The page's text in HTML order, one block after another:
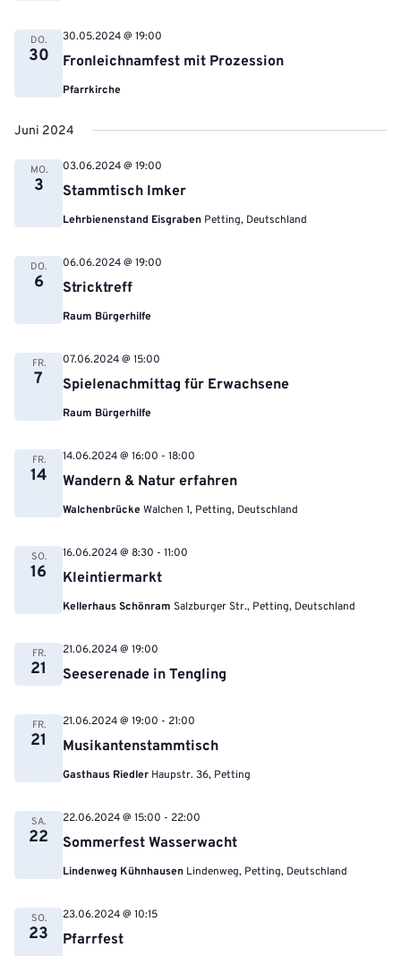
DO.
30 Fronleichnamfest mit Prozession
30.05.2024 @ 19:00
Pfarrkirche
Juni 2024
MO.
3 Stammtisch Imker
03.06.2024 @ 19:00
Lehrbienenstand Eisgraben Petting, Deutschland
DO.
6 Stricktreff
06.06.2024 @ 19:00
Raum Bürgerhilfe
FR.
7 Spielenachmittag für Erwachsene
07.06.2024 @ 15:00
Raum Bürgerhilfe
FR.
14 Wandern & Natur erfahren
14.06.2024 @ 16:00 - 18:00
WalchenbrückeWalchen 1, Petting, Deutschland
SO.
16 Kleintiermarkt
16.06.2024 @ 8:30 - 11:00
Kellerhaus Schönram Salzburger Str., Petting, Deutschland
FR.
21 Seeserenade in Tengling
21.06.2024 @ 19:00
FR.
21 Musikantenstammtisch
21.06.2024 @ 19:00 - 21:00
Gasthaus Riedler Haupstr. 36, Petting
SA.
22 Sommerfest Wasserwacht
22.06.2024 @ 15:00 - 22:00
Lindenweg Kühnhausen Lindenweg, Petting, Deutschland
SO.
23 Pfarrfest
23.06.2024 @ 10:15